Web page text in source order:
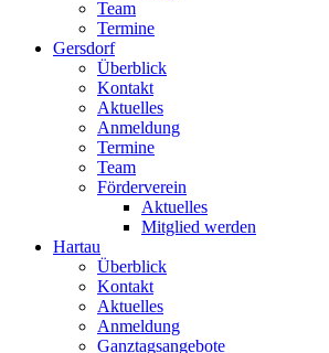
Team
Termine
Gersdorf
Überblick
Kontakt
Aktuelles
Anmeldung
Termine
Team
Förderverein
Aktuelles
Mitglied werden
Hartau
Überblick
Kontakt
Aktuelles
Anmeldung
Ganztagsangebote